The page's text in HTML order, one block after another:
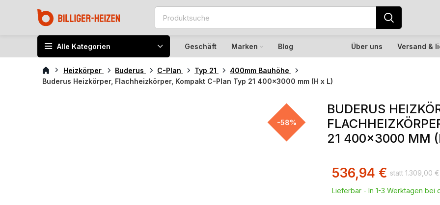
Alle Kategorien Geschäft Marken Blog Über uns Versand &
Heizkörper Buderus C-Plan Typ 21
400mm Bauhöhe
Buderus Heizkörper, Flachheizkörper, Kompakt C-Plan Typ 21 400×3000 mm (H x L)
-58%
BUDERUS
21 400×3000 MM
1.309,00 €
536,94 €
Lieferbar - In 1-3 Werktagen bei